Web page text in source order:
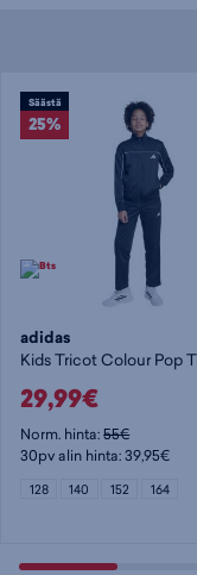
Säästä
25%
adidas
29,99€
Norm. hinta:55€
30pv alin hinta: 39,95€
128 140 152 164